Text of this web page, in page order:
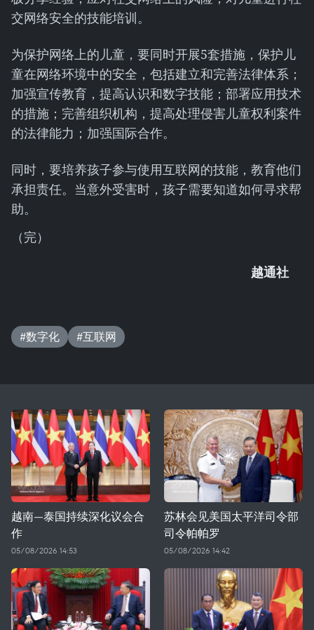
交网络安全的技能培训。
为保护网络上的儿童，要同时开展5套措施，保护儿
童在网络环境中的安全，包括建立和完善法律体系；
加强宣传教育，提高认识和数字技能；部署应用技术
的措施；完善组织机构，提高处理侵害儿童权利案件
的法律能力；加强国际合作。
同时，要培养孩子参与使用互联网的技能，教育他们
承担责任。当意外受害时，孩子需要知道如何寻求帮
助。
（完）
越通社
#数字化 #互联网
越南—泰国持续深化议会合
作
05/08/2026 14:53
苏林会见美国太平洋司令部
司令帕帕罗
05/08/2026 14:42